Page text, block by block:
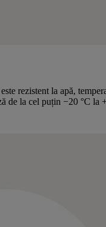
rezistent la apă,
de la cel puțin −20 °C la